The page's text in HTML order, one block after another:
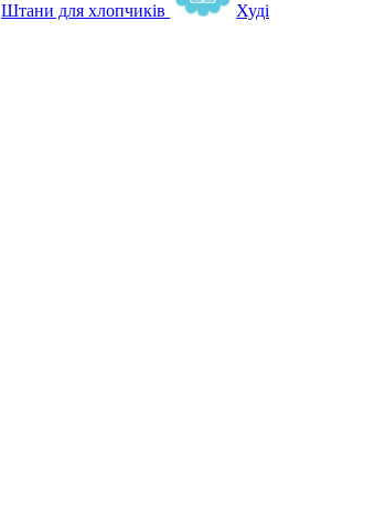
Штани для хлопчиків
Худі